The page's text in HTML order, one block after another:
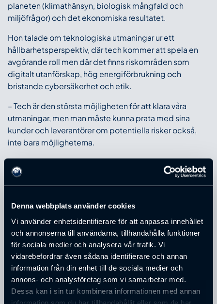
Denna webbplats använder cookies
Vi använder enhetsidentifierare för att anpassa innehållet
och annonserna till användarna, tillhandahålla funktioner
för sociala medier och analysera vår trafik. Vi
vidarebefordrar även sådana identifierare och annan
information från din enhet till de sociala medier och
annons- och analysföretag som vi samarbetar med.
Dessa kan i sin tur kombinera informationen med annan
planeten (klimathänsyn, biologisk mångfald och
miljöfrågor) och det ekonomiska resultatet.
Hon talade om teknologiska utmaningar ur ett
hållbarhetsperspektiv, där tech kommer att spela en
avgörande roll men där det finns riskområden som
digitalt utanförskap, hög energiförbrukning och
bristande cybersäkerhet och etik.
– Tech är den största möjligheten för att klara våra
utmaningar, men man måste kunna prata med sina
kunder och leverantörer om potentiella risker också,
inte bara möjligheterna.
som företagen har att förhålla sig till, en lång rad
institutioner som sätter upp principer och mål för
inte minst adekvata index och rankingar.
Nu vaknar styrelserna
– Den stora grejen just nu är att EU under 2024 satte
CSRD-direktivet (lagstiftning om företagens
hållbarhetsrapportering), som vänder upp och ned på
allting. Det finns ett före och ett efter. Detta direktiv
innebär att alla svenska företag med fler än 500